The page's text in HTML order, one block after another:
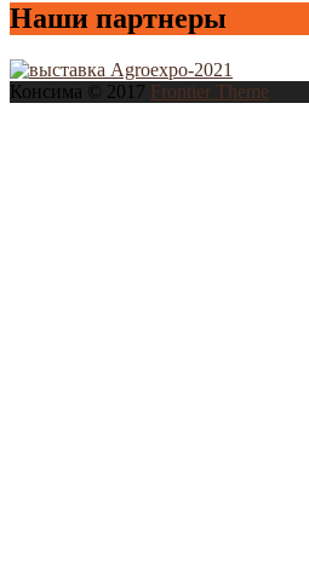
Наши партнеры
Консима © 2017 Frontier Theme